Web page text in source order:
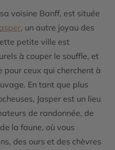
voisine Banff, est située
, un autre joyau des
petite ville est
à couper le souffle, et
pour ceux qui cherchent à
. En tant que plus
Jasper est un lieu
de randonnée, de
la faune, où vous
des ours et des chèvres